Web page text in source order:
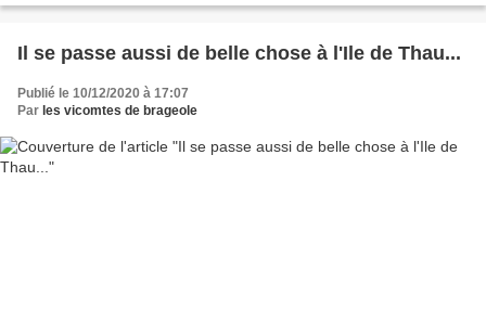
Il se passe aussi de belle chose à l'Ile de Thau...
Publié le 10/12/2020 à 17:07
Par les vicomtes de brageole